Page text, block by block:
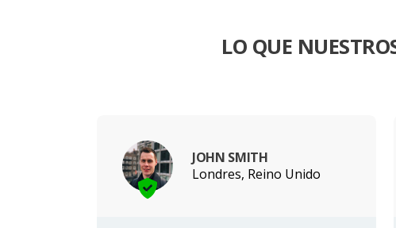
LO QUE
JOHN SMITH
Londres, Reino Unido